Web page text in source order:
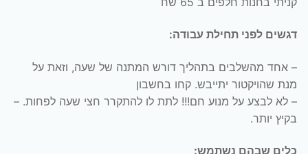
דגשים לפני תחילת עבודה:
– אחד מהשלבים בתהליך דורש המתנה של שעה, וזאת על
מנת שהויקטור יתייבש. קחו בחשבון
– לא לבצע על מנוע חם!!! לתת לו להתקרר חצי שעה לפחות. –
בקיץ יותר.
כלים שבהם נשתמש: